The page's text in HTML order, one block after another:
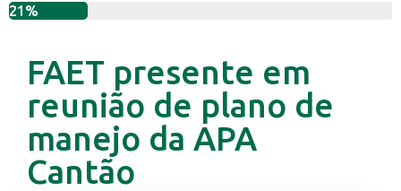
21%
FAET presente em
reunião de plano de
manejo da APA
Cantão